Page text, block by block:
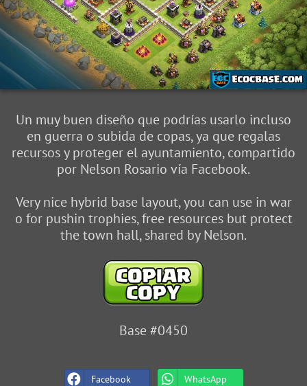
Un muy buen diseño que podrías usarlo incluso
en guerra o subida de copas, ya que regalas
recursos y proteger el ayuntamiento, compartido
por Nelson Rosario vía Facebook.
Very nice hybrid base layout, you can use in war
o for pushin trophies, free resources but protect
the town hall, shared by Nelson.
Base #0450
Facebook WhatsApp